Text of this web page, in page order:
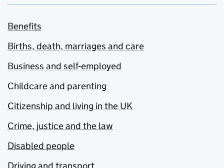
Benefits
Births, death, marriages and care
Business and self-employed
Childcare and parenting
Citizenship and living in the UK
Crime, justice and the law
Disabled people